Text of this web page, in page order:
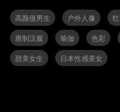
高颜值男生 户外人像
唐制汉服
瑜伽 色彩
甜美女生
日本性感美女